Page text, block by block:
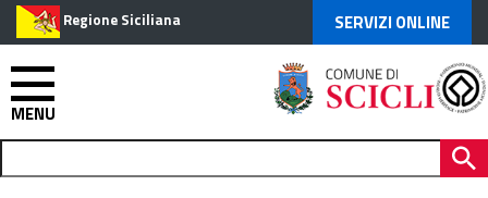
Regione Siciliana SERVIZI ONLINE
MENU